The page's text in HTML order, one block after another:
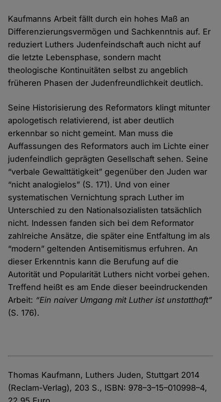
Kaufmanns Arbeit fällt durch ein hohes Maß an
Differenzierungsvermögen und Sachkenntnis auf. Er
reduziert Luthers Judenfeindschaft auch nicht auf
die letzte Lebensphase, sondern macht
theologische Kontinuitäten selbst zu angeblich
früheren Phasen der Judenfreundlichkeit deutlich.
Seine Historisierung des Reformators klingt mitunter
apologetisch relativierend, ist aber deutlich
erkennbar so nicht gemeint. Man muss die
Auffassungen des Reformators auch im Lichte einer
judenfeindlich geprägten Gesellschaft sehen. Seine
“verbale Gewalttätigkeit” gegenüber den Juden war
“nicht analogielos” (S. 171). Und von einer
systematischen Vernichtung sprach Luther im
Unterschied zu den Nationalsozialisten tatsächlich
nicht. Indessen fanden sich bei dem Reformator
zahlreiche Ansätze, die später eine Entfaltung im als
“modern” geltenden Antisemitismus erfuhren. An
dieser Erkenntnis kann die Berufung auf die
Autorität und Popularität Luthers nicht vorbei gehen.
Treffend heißt es am Ende dieser beeindruckenden
Arbeit: “Ein naiver Umgang mit Luther ist unstatthaft”
(S. 176).
Thomas Kaufmann, Luthers Juden, Stuttgart 2014
(Reclam-Verlag), 203 S., ISBN: 978–3–15–010998–4,